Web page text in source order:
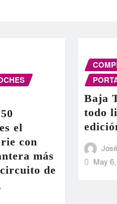
el
con
más
de
Baja
todo
May